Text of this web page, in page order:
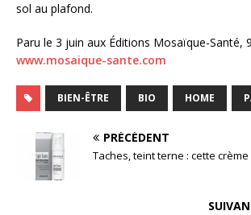
sol au plafond.
Paru le 3 juin aux Éditions Mosaïque-Santé,
www.mosaique-sante.com
BIEN-ÊTRE BIO HOME
PRÉCÉDENT
Taches, teint terne : cette